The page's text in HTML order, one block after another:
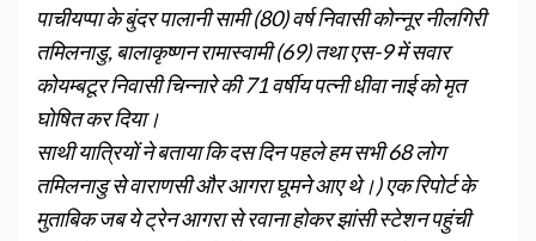
पाचीयप्पा के बुंदर पालानी सामी (80) वर्ष निवासी कोन्नूर नीलगिरी
तमिलनाडु, बालाकृष्णन रामास्वामी (69) तथा एस-9 में सवार
कोयम्बटूर निवासी चिन्नारे की 71 वर्षीय पत्नी धीवा नाई को मृत
घोषित कर दिया।
साथी यात्रियों ने बताया कि दस दिन पहले हम सभी 68 लोग
तमिलनाडु से वाराणसी और आगरा घूमने आए थे।) एक रिपोर्ट के
मुताबिक जब ये ट्रेन आगरा से रवाना होकर झांसी स्टेशन पहुंची